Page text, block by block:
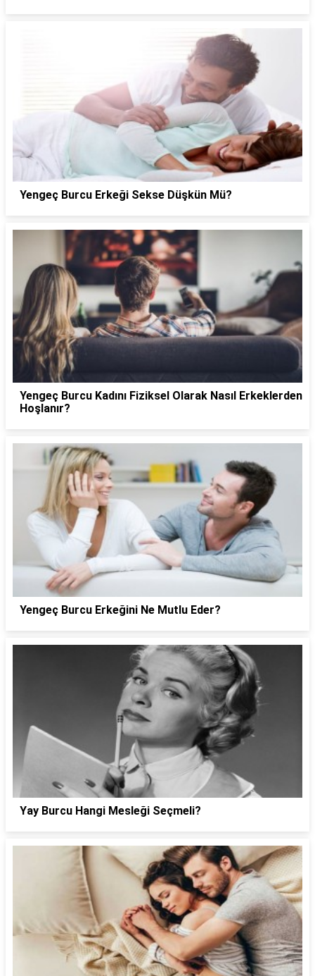
Yengeç Burcu Erkeği Sekse Düşkün Mü?
Yengeç Burcu Kadını Fiziksel Olarak Nasıl Erkeklerden
Hoşlanır?
Yengeç Burcu Erkeğini Ne Mutlu Eder?
Yay Burcu Hangi Mesleği Seçmeli?